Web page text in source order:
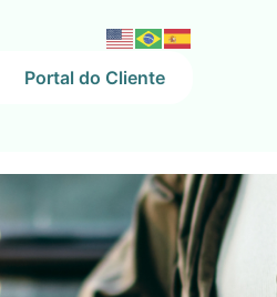
Portal do Cliente